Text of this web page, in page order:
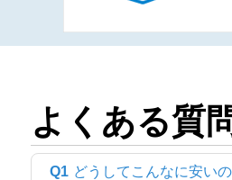
よくある質
Q1 どうしてこんなに安い